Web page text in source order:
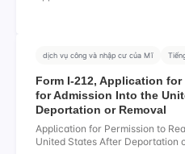
dịch vụ công và nhập cư của Mĩ
Form I-212, Application
for Admission Into the
Deportation or Removal
Application for Permission to
United States After Deportation